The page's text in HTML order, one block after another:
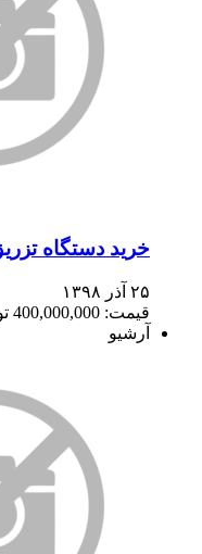
خرید دستگاه
۲۵ آذر ۱۳۹۸
قیمت: 400,000,000 تومان
آرشیو